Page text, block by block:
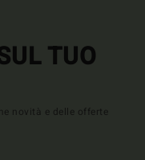
TUO
novità e delle offerte